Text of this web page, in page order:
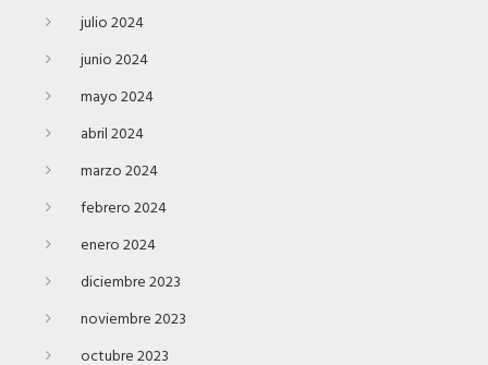
julio 2024
junio 2024
mayo 2024
abril 2024
marzo 2024
febrero 2024
enero 2024
diciembre 2023
noviembre 2023
octubre 2023